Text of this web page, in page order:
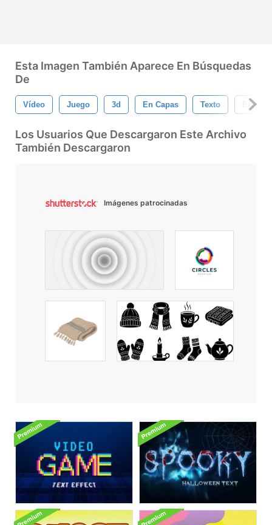
Esta Imagen También Aparece En Búsquedas
De
Vídeo Juego 3d En Capas Texto Efecto
Los Usuarios Que Descargaron Este Archivo
También Descargaron
Imágenes patrocinadas